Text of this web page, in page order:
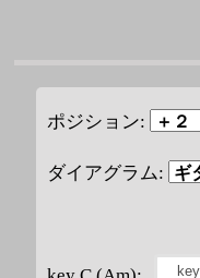
ポジション:
ダイアグラム: